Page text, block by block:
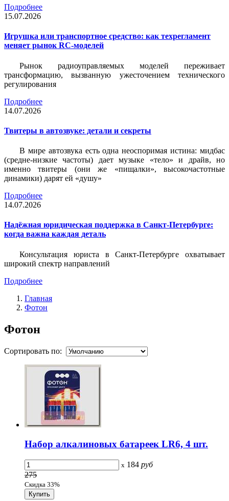
Подробнее
15.07.2026
Игрушка или транспортное средство: как техрегламент
меняет рынок RC-моделей
Рынок радиоуправляемых моделей переживает
трансформацию, вызванную ужесточением технического
регулирования
Подробнее
14.07.2026
Твитеры в автозвуке: детали и секреты
В мире автозвука есть одна неоспоримая истина: мидбас
(средне-низкие частоты) дает музыке «тело» и драйв, но
именно твитеры (они же «пищалки», высокочастотные
динамики) дарят ей «душу»
Подробнее
14.07.2026
Надёжная юридическая поддержка в Санкт-Петербурге:
когда важна каждая деталь
Консультация юриста в Санкт-Петербурге охватывает
широкий спектр направлений
Подробнее
Главная
Фотон
Фотон
Сортировать по:
Набор алкалиновых батареек LR6, 4 шт.
x 184 руб
275
Скидка 33%